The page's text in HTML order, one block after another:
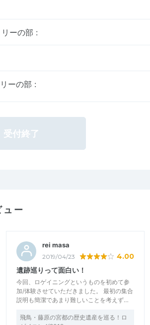
ーの部 :
ーの部 :
受付終了
ュー
rei masa
2019/04/23 4.00
遺跡巡りって面白い！
今回、ロゲイニングというものを初めて参
加/体験させていただきました。 最初の集合
説明も簡潔であまり難しいことを考えず…
飛鳥・藤原の宮都の歴史遺産を巡る！ロ